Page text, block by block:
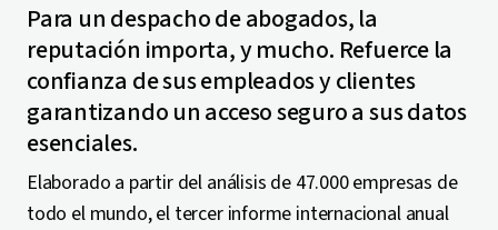
Para un despacho de abogados, la
reputación importa, y mucho. Refuerce la
confianza de sus empleados y clientes
garantizando un acceso seguro a sus datos
esenciales.
Elaborado a partir del análisis de 47.000 empresas de
todo el mundo, el tercer informe internacional anual